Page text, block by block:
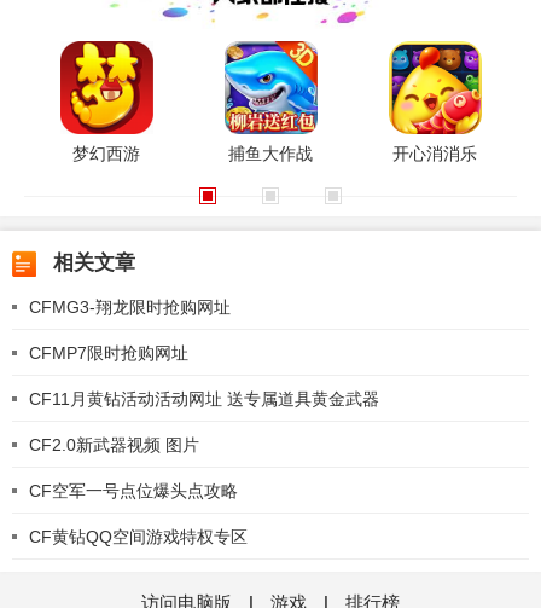
梦幻西游 捕鱼大作战 开心消消乐
相关文章
CFMG3-翔龙限时抢购网址
CFMP7限时抢购网址
CF11月黄钻活动活动网址 送专属道具黄金武器
CF2.0新武器视频 图片
CF空军一号点位爆头点攻略
CF黄钻QQ空间游戏特权专区
访问电脑版 | 游戏 | 排行榜